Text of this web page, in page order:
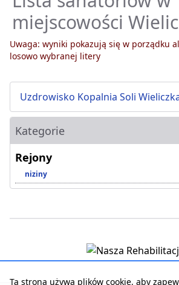
miejscowości
Uwaga: wyniki pokazują się w porządku
losowo wybranej litery
Uzdrowisko Kopalnia Soli
Kategorie
Rejony
niziny
Ta strona używa plików cookie, aby